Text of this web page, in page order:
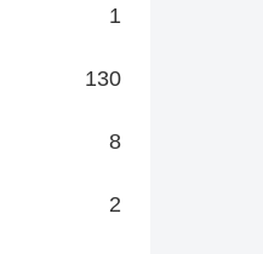
1
130
8
2